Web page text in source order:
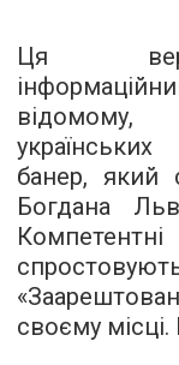
Ця
банер, який
Богдана
своєму